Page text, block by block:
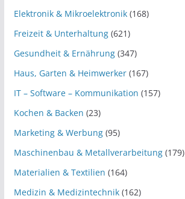
Elektronik & Mikroelektronik(168)
Freizeit & Unterhaltung(621)
Gesundheit & Ernährung(347)
Haus, Garten & Heimwerker(167)
IT – Software – Kommunikation (157)
Kochen & Backen (23)
Marketing & Werbung(95)
Maschinenbau & Metallverarbeitung(179)
Materialien & Textilien (164)
Medizin & Medizintechnik(162)